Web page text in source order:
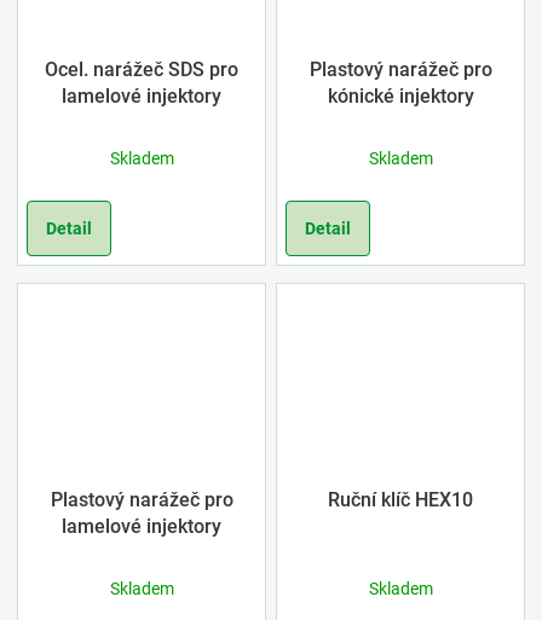
Ocel. narážeč SDS pro
lamelové injektory
Skladem
Detail
Plastový narážeč pro
kónické injektory
Skladem
Detail
Plastový narážeč pro
lamelové injektory
Skladem
Ruční klíč HEX10
Skladem